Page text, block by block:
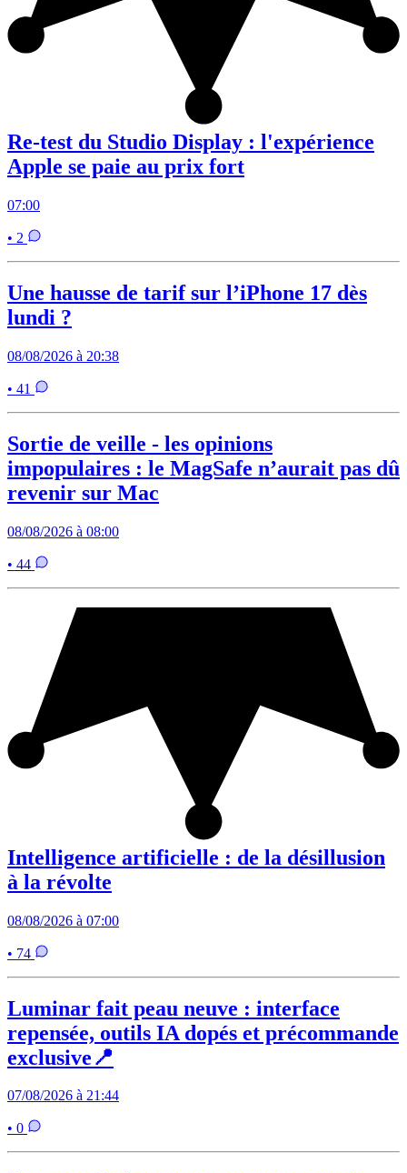
Re-test du Studio Display : l'expérience
Apple se paie au prix fort
07:00
• 2
Une hausse de tarif sur l’iPhone 17 dès
lundi ?
08/08/2026 à 20:38
• 41
Sortie de veille - les opinions
impopulaires : le MagSafe n’aurait pas dû
revenir sur Mac
08/08/2026 à 08:00
• 44
Intelligence artificielle : de la désillusion
à la révolte
08/08/2026 à 07:00
• 74
Luminar fait peau neuve : interface
repensée, outils IA dopés et précommande
exclusive📍
07/08/2026 à 21:44
• 0